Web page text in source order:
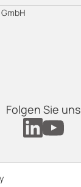
Folgen Sie uns